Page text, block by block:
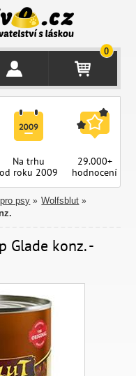
0
Na trhu
od roku 2009
29.000+
hodnocení
psy » Wolfsblut »
Glade konz. -